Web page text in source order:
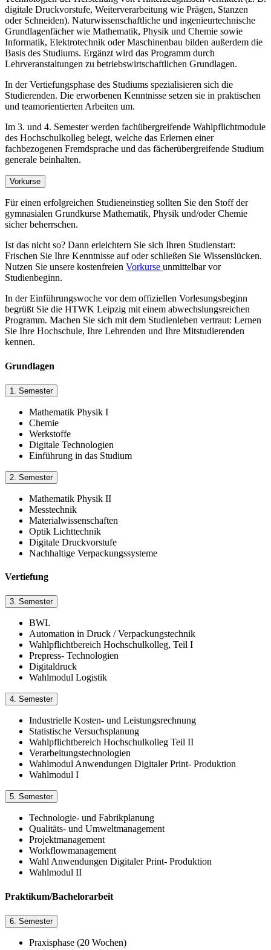
digitale Druckvorstufe, Weiterverarbeitung wie Prägen, Stanzen
oder Schneiden). Naturwissenschaftliche und ingenieurtechnische
Grundlagenfächer wie Mathematik, Physik und Chemie sowie
Informatik, Elektrotechnik oder Maschinenbau bilden außerdem die
Basis des Studiums. Ergänzt wird das Programm durch
Lehrveranstaltungen zu betriebswirtschaftlichen Grundlagen.
In der Vertiefungsphase des Studiums spezialisieren sich die
Studierenden. Die erworbenen Kenntnisse setzen sie in praktischen
und teamorientierten Arbeiten um.
Im 3. und 4. Semester werden fachübergreifende Wahlpflichtmodule
des Hochschulkolleg belegt, welche das Erlernen einer
fachbezogenen Fremdsprache und das fächerübergreifende Studium
generale beinhalten.
Vorkurse
Für einen erfolgreichen Studieneinstieg sollten Sie den Stoff der
gymnasialen Grundkurse Mathematik, Physik und/oder Chemie
sicher beherrschen.
Ist das nicht so? Dann erleichtern Sie sich Ihren Studienstart:
Frischen Sie Ihre Kenntnisse auf oder schließen Sie Wissenslücken.
Nutzen Sie unsere kostenfreien Vorkurse unmittelbar vor
Studienbeginn.
In der Einführungswoche vor dem offiziellen Vorlesungsbeginn
begrüßt Sie die HTWK Leipzig mit einem abwechslungsreichen
Programm. Machen Sie sich mit dem Studienleben vertraut: Lernen
Sie Ihre Hochschule, Ihre Lehrenden und Ihre Mitstudierenden
kennen.
Grundlagen
1. Semester
Mathematik Physik I
Chemie
Werkstoffe
Digitale Technologien
Einführung in das Studium
2. Semester
Mathematik Physik II
Messtechnik
Materialwissenschaften
Optik Lichttechnik
Digitale Druckvorstufe
Nachhaltige Verpackungssysteme
Vertiefung
3. Semester
BWL
Automation in Druck / Verpackungstechnik
Wahlpflichtbereich Hochschulkolleg, Teil I
Prepress- Technologien
Digitaldruck
Wahlmodul Logistik
4. Semester
Industrielle Kosten- und Leistungsrechnung
Statistische Versuchsplanung
Wahlpflichtbereich Hochschulkolleg Teil II
Verarbeitungstechnologien
Wahlmodul Anwendungen Digitaler Print- Produktion
Wahlmodul I
5. Semester
Technologie- und Fabrikplanung
Qualitäts- und Umweltmanagement
Projektmanagement
Workflowmanagement
Wahl Anwendungen Digitaler Print- Produktion
Wahlmodul II
Praktikum/Bachelorarbeit
6. Semester
Praxisphase (20 Wochen)